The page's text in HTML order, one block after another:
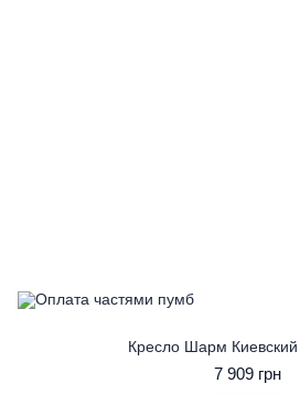
Кресло Шарм Киевский
7 909 грн